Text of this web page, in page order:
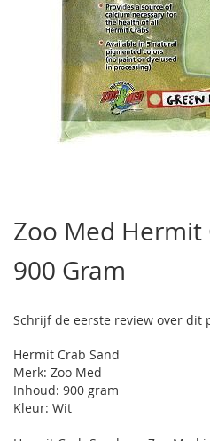
het
begin
van
de
gallerij
Zoo Med Hermit
900 Gram
Schrijf de eerste review over dit
Hermit Crab Sand
Merk: Zoo Med
Inhoud: 900 gram
Kleur: Wit